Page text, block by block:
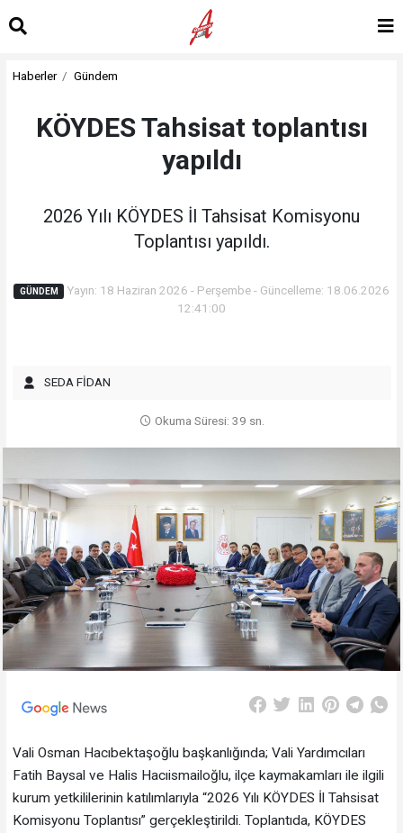
Haberler Gündem
KÖYDES Tahsisat toplantısı
yapıldı
2026 Yılı KÖYDES İl Tahsisat Komisyonu
Toplantısı yapıldı.
GÜNDEM
Yayın: 18 Haziran 2026 - Perşembe - Güncelleme: 18.06.2026
12:41:00
SEDA FİDAN
Okuma Süresi: 39 sn.
Vali Osman Hacıbektaşoğlu başkanlığında; Vali Yardımcıları
Fatih Baysal ve Halis Hacıismailoğlu, ilçe kaymakamları ile ilgili
kurum yetkililerinin katılımlarıyla “2026 Yılı KÖYDES İl Tahsisat
Komisyonu Toplantısı” gerçekleştirildi. Toplantıda, KÖYDES